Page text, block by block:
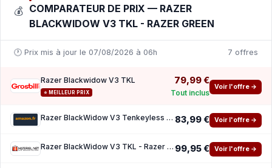
💰 COMPARATEUR DE PRIX — RAZER
BLACKWIDOW V3 TKL - RAZER GREEN
🕐 Prix mis à jour le 07/08/2026 à 06h 7 offres
Razer Blackwidow V3 TKL
⭐ MEILLEUR PRIX
79,99 €
Tout inclus
Voir l'offre →
Razer BlackWidow V3 Tenkeyless (Switches Verts) - Clavier Gamer Mécanique Compact (Switche 83,99 € Voir l'offre →
Razer BlackWidow V3 TKL - Razer Green 99,95 € Voir l'offre →